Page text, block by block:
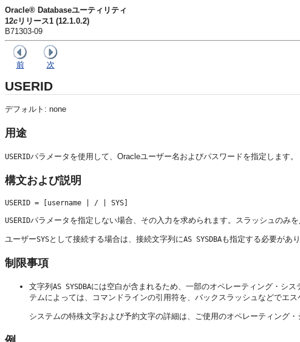
Oracle® Databaseユーティリティ
12c リリース1 (12.1.0.2)
B71303-09
前 次
USERID
デフォルト: none
用途
USERIDパラメータを使用して、Oracleユーザー名およびパスワードを指定します。
構文および説明
USERIDパラメータを指定しない場合、その入力を求められます。スラッシュのみ
ユーザーSYSとして接続する場合は、接続文字列にAS SYSDBAも指定する必要があり
制限事項
文字列 AS SYSDBAには空白が含まれるため、一部のオペレーティング・シ
テムによっては、コマンドラインの引用符を、バックスラッシュなどでエス
システムの特殊文字および予約文字の詳細は、ご使用のオペレーティング